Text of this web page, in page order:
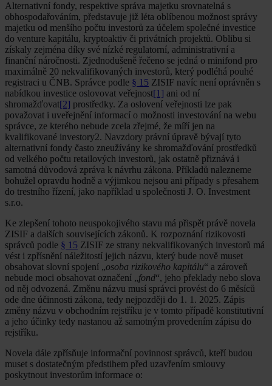
Alternativní fondy, respektive správa majetku srovnatelná s
obhospodařováním, představuje již léta oblíbenou možnost správy
majetku od menšího počtu investorů za účelem společné investice
do venture kapitálu, kryptoaktiv či privátních projektů. Oblibu si
získaly zejména díky své nízké regulatorní, administrativní a
finanční náročnosti. Zjednodušeně řečeno se jedná o minifond pro
maximálně 20 nekvalifikovaných investorů, který podléhá pouhé
registraci u ČNB. Správce podle § 15 ZISIF navíc není oprávněn s
nabídkou investice oslovovat veřejnost[1] ani od ní
shromažďovat[2] prostředky. Za oslovení veřejnosti lze pak
považovat i uveřejnění informací o možnosti investování na webu
správce, ze kterého nebude zcela zřejmé, že míří jen na
kvalifikované investory2. Navzdory právní úpravě bývají tyto
alternativní fondy často zneužívány ke shromažďování prostředků
od velkého počtu retailových investorů, jak ostatně přiznává i
samotná důvodová zpráva k návrhu zákona. Příkladů nalezneme
bohužel opravdu hodně a výjimkou nejsou ani případy s přesahem
do trestního řízení, jako například u společnosti J. O. Investment
s.r.o.
Ke zlepšení tohoto neuspokojivého stavu má přispět právě novela
ZISIF a dalších souvisejících zákonů. K rozpoznání rizikovosti
správců podle § 15 ZISIF ze strany nekvalifikovaných investorů má
vést i zpřísnění náležitostí jejich názvu, který bude nově muset
obsahovat slovní spojení „osoba rizikového kapitálu“ a zároveň
nebude moci obsahovat označení „fond“, jeho překlady nebo slova
od něj odvozená. Změnu názvu musí správci provést do 6 měsíců
ode dne účinnosti zákona, tedy nejpozději do 1. 1. 2025. Zápis
změny názvu v obchodním rejstříku je v tomto případě konstitutivní
a jeho účinky tedy nastanou až samotným provedením zápisu do
rejstříku.
Novela dále zpřísňuje informační povinnost správců, kteří budou
muset s dostatečným předstihem před uzavřením smlouvy
poskytnout investorům informace o: